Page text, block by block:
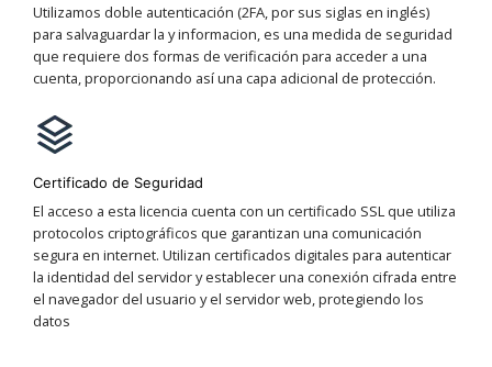
Utilizamos doble autenticación (2FA, por sus siglas en inglés)
para salvaguardar la y informacion, es una medida de seguridad
que requiere dos formas de verificación para acceder a una
cuenta, proporcionando así una capa adicional de protección.
Certificado de Seguridad
El acceso a esta licencia cuenta con un certificado SSL que utiliza
protocolos criptográficos que garantizan una comunicación
segura en internet. Utilizan certificados digitales para autenticar
la identidad del servidor y establecer una conexión cifrada entre
el navegador del usuario y el servidor web, protegiendo los
datos